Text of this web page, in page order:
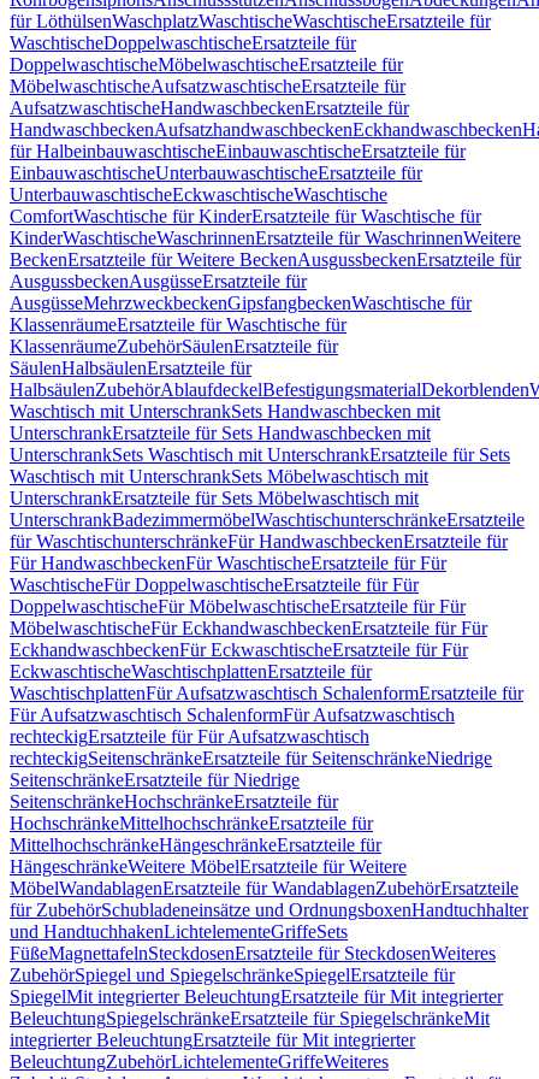
für LöthülsenWaschplatzWaschtischeWaschtischeErsatzteile für
WaschtischeDoppelwaschtischeErsatzteile für
DoppelwaschtischeMöbelwaschtischeErsatzteile für
MöbelwaschtischeAufsatzwaschtischeErsatzteile für
AufsatzwaschtischeHandwaschbeckenErsatzteile für
HandwaschbeckenAufsatzhandwaschbeckenEckhandwaschbecken
für HalbeinbauwaschtischeEinbauwaschtischeErsatzteile für
EinbauwaschtischeUnterbauwaschtischeErsatzteile für
UnterbauwaschtischeEckwaschtischeWaschtische
ComfortWaschtische für KinderErsatzteile für Waschtische für
KinderWaschtischeWaschrinnenErsatzteile für WaschrinnenWeitere
BeckenErsatzteile für Weitere BeckenAusgussbeckenErsatzteile für
AusgussbeckenAusgüsseErsatzteile für
AusgüsseMehrzweckbeckenGipsfangbeckenWaschtische für
KlassenräumeErsatzteile für Waschtische für
KlassenräumeZubehörSäulenErsatzteile für
SäulenHalbsäulenErsatzteile für
HalbsäulenZubehörAblaufdeckelBefestigungsmaterialDekorblenden
Waschtisch mit UnterschrankSets Handwaschbecken mit
UnterschrankErsatzteile für Sets Handwaschbecken mit
UnterschrankSets Waschtisch mit UnterschrankErsatzteile für Sets
Waschtisch mit UnterschrankSets Möbelwaschtisch mit
UnterschrankErsatzteile für Sets Möbelwaschtisch mit
UnterschrankBadezimmermöbelWaschtischunterschränkeErsatzteile
für WaschtischunterschränkeFür HandwaschbeckenErsatzteile für
Für HandwaschbeckenFür WaschtischeErsatzteile für Für
WaschtischeFür DoppelwaschtischeErsatzteile für Für
DoppelwaschtischeFür MöbelwaschtischeErsatzteile für Für
MöbelwaschtischeFür EckhandwaschbeckenErsatzteile für Für
EckhandwaschbeckenFür EckwaschtischeErsatzteile für Für
EckwaschtischeWaschtischplattenErsatzteile für
WaschtischplattenFür Aufsatzwaschtisch SchalenformErsatzteile für
Für Aufsatzwaschtisch SchalenformFür Aufsatzwaschtisch
rechteckigErsatzteile für Für Aufsatzwaschtisch
rechteckigSeitenschränkeErsatzteile für SeitenschränkeNiedrige
SeitenschränkeErsatzteile für Niedrige
SeitenschränkeHochschränkeErsatzteile für
HochschränkeMittelhochschränkeErsatzteile für
MittelhochschränkeHängeschränkeErsatzteile für
HängeschränkeWeitere MöbelErsatzteile für Weitere
MöbelWandablagenErsatzteile für WandablagenZubehörErsatzteile
für ZubehörSchubladeneinsätze und OrdnungsboxenHandtuchhalter
und HandtuchhakenLichtelementeGriffeSets
FüßeMagnettafelnSteckdosenErsatzteile für SteckdosenWeiteres
ZubehörSpiegel und SpiegelschränkeSpiegelErsatzteile für
SpiegelMit integrierter BeleuchtungErsatzteile für Mit integrierter
BeleuchtungSpiegelschränkeErsatzteile für SpiegelschränkeMit
integrierter BeleuchtungErsatzteile für Mit integrierter
BeleuchtungZubehörLichtelementeGriffeWeiteres